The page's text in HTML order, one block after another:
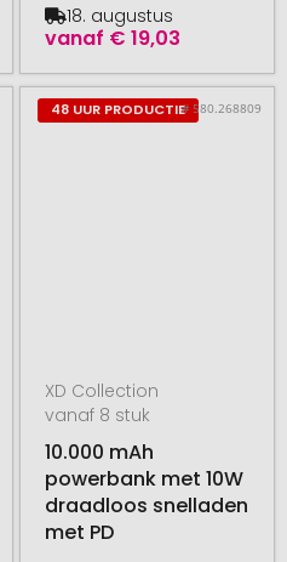
vanaf € 19,03
18. augustus
48 UUR PRODUCTIE# 580.268809
XD Collection
vanaf 8 stuk
10.000 mAh
powerbank met 10W
draadloos snelladen
met PD